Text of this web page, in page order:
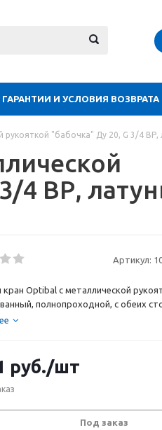
ГАРАНТИИ И УСЛОВИЯ ВОЗВРАТА
"бабочка" Ду 20, G 3/4 ВР,
4 ВР,
Артикул:
Optibal с металлической
полнопроходной, с обеих
руб./шт
Под заказ